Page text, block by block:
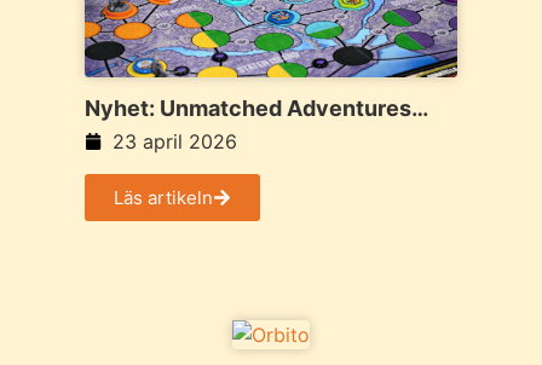
Nyhet: Unmatched Adventures
med tema från de ikoniska Ninja
Turtles
23 april 2026
Läs artikeln